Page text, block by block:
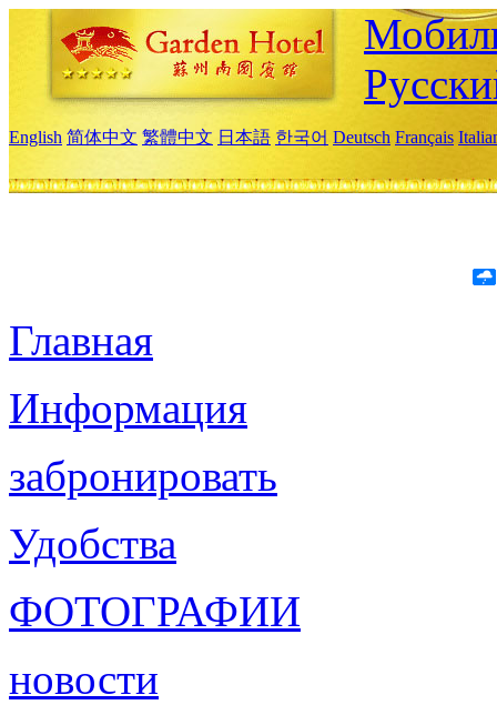
English 简体中文 繁體中文 日本語 한국어 Deutsch Français
Главная
Информация
забронировать
Удобства
ФОТОГРАФИИ
новости